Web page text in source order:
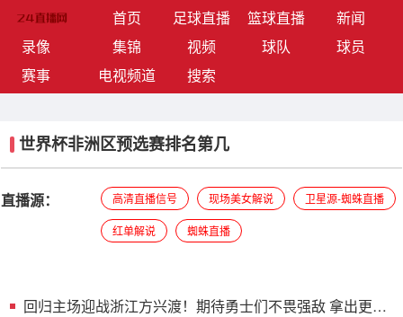
首页(current)足球直播 篮球直播
新闻
录像
集锦 视频 球队
球员
赛事
电视频道 搜索
世界杯非洲区预选赛排名第几
直播源： 高清直播信号 现场美女解说 卫星源-蜘蛛直播
红单解说 蜘蛛直播
回归主场迎战浙江方兴渡！期待勇士们不畏强敌 拿出更好